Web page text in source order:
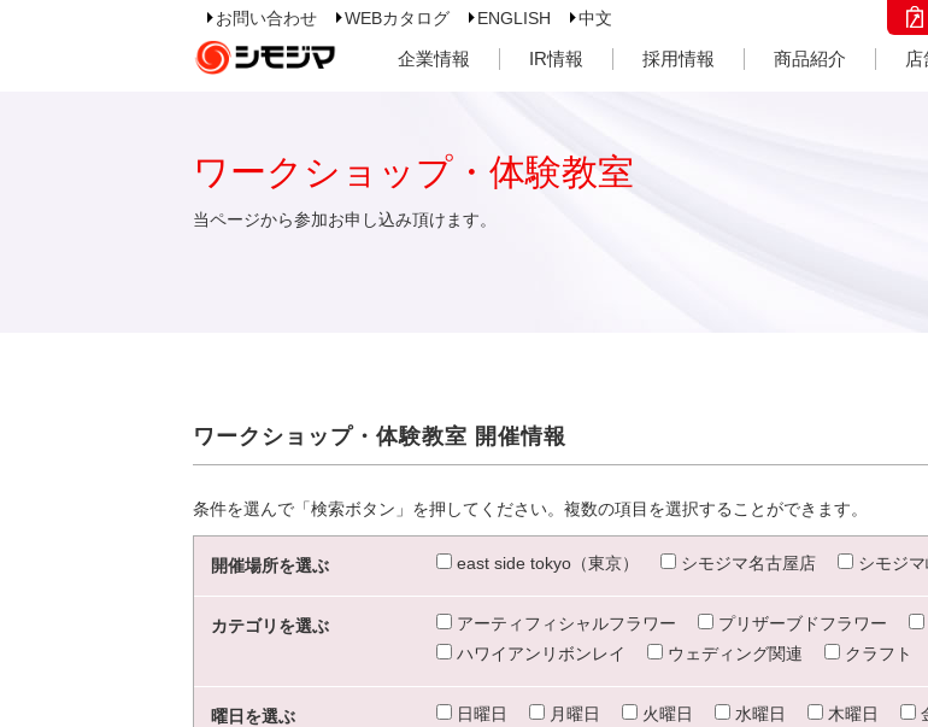
お問い合わせ WEBカタログ ENGLISH 中文
企業情報 IR情報 採用情報 商品紹介
ワークショップ・体験教室
当ページから参加お申し込み頂けます。
ワークショップ・体験教室 開催情報
条件を選んで「検索ボタン」を押してください。複数の項目を選択することができます。
開催場所を選ぶ east side tokyo（東京） シモジマ名古屋店 シモジ
カテゴリを選ぶ アーティフィシャルフラワー プリザーブドフラワー
ハワイアンリボンレイ
ウェディング関連 クラフト
曜日を選ぶ 日曜日 月曜日 火曜日 水曜日 木曜日